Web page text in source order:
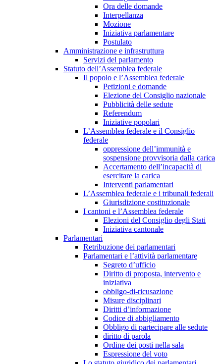
Ora delle domande
Interpellanza
Mozione
Iniziativa parlamentare
Postulato
Amministrazione e infrastruttura
Servizi del parlamento
Statuto dell’Assemblea federale
Il popolo e l’Assemblea federale
Petizioni e domande
Elezione del Consiglio nazionale
Pubblicità delle sedute
Referendum
Iniziative popolari
L’Assemblea federale e il Consiglio
federale
oppressione dell’immunità e
sospensione provvisoria dalla carica
Accertamento dell’incapacità di
esercitare la carica
Interventi parlamentari
L’Assemblea federale e i tribunali federali
Giurisdizione costituzionale
I cantoni e l’Assemblea federale
Elezioni del Consiglio degli Stati
Iniziativa cantonale
Parlamentari
Retribuzione dei parlamentari
Parlamentari e l’attività parlamentare
Segreto d’ufficio
Diritto di proposta, intervento e
iniziativa
obbligo-di-ricusazione
Misure disciplinari
Diritti d’informazione
Codice di abbigliamento
Obbligo di partecipare alle sedute
diritto di parola
Ordine dei posti nella sala
Espressione del voto